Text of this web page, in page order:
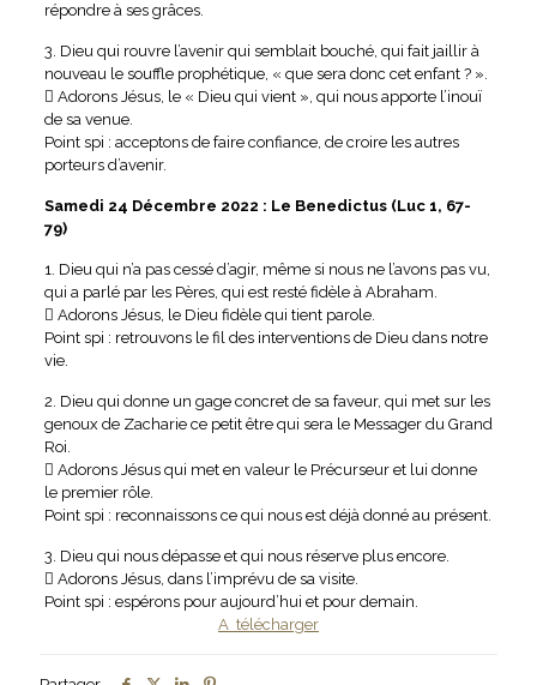
répondre à ses grâces.
3. Dieu qui rouvre l’avenir qui semblait bouché, qui fait jaillir à
nouveau le souffle prophétique, « que sera donc cet enfant ? ».
 Adorons Jésus, le « Dieu qui vient », qui nous apporte l’inouï
de sa venue.
Point spi : acceptons de faire confiance, de croire les autres
porteurs d’avenir.
Samedi 24 Décembre 2022 : Le Benedictus (Luc 1, 67-
79)
1. Dieu qui n’a pas cessé d’agir, même si nous ne l’avons pas vu,
qui a parlé par les Pères, qui est resté fidèle à Abraham.
 Adorons Jésus, le Dieu fidèle qui tient parole.
Point spi : retrouvons le fil des interventions de Dieu dans notre
vie.
2. Dieu qui donne un gage concret de sa faveur, qui met sur les
genoux de Zacharie ce petit être qui sera le Messager du Grand
Roi.
 Adorons Jésus qui met en valeur le Précurseur et lui donne
le premier rôle.
Point spi : reconnaissons ce qui nous est déjà donné au présent.
3. Dieu qui nous dépasse et qui nous réserve plus encore.
 Adorons Jésus, dans l’imprévu de sa visite.
Point spi : espérons pour aujourd’hui et pour demain.
A télécharger